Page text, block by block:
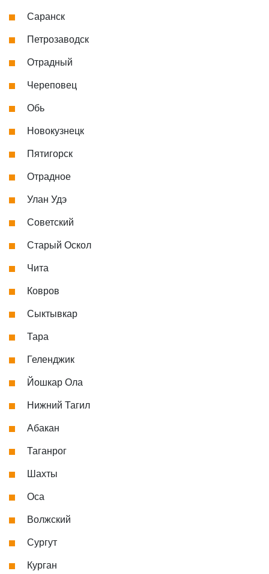
Саранск
Петрозаводск
Отрадный
Череповец
Обь
Новокузнецк
Пятигорск
Отрадное
Улан Удэ
Советский
Старый Оскол
Чита
Ковров
Сыктывкар
Тара
Геленджик
Йошкар Ола
Нижний Тагил
Абакан
Таганрог
Шахты
Оса
Волжский
Сургут
Курган